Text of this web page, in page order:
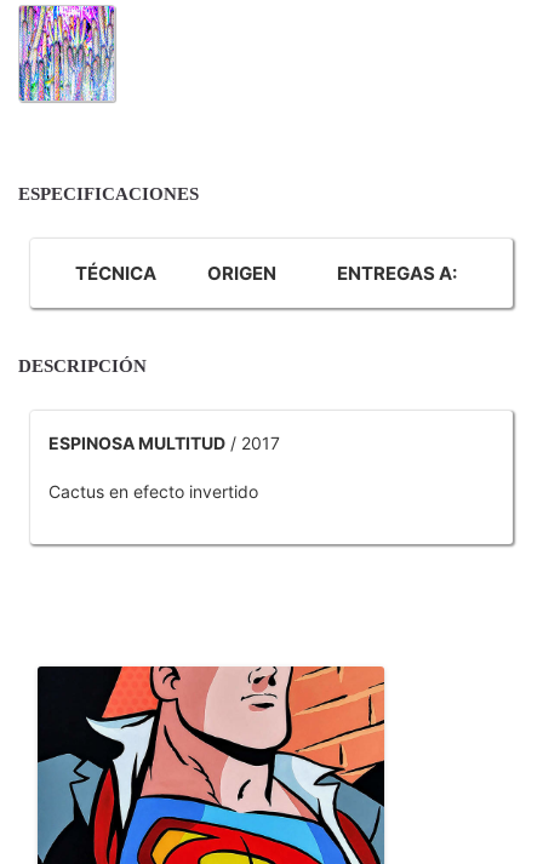
ESPECIFICACIONES
TÉCNICA ORIGEN ENTREGAS A:
DESCRIPCIÓN
ESPINOSA MULTITUD / 2017
Cactus en efecto invertido